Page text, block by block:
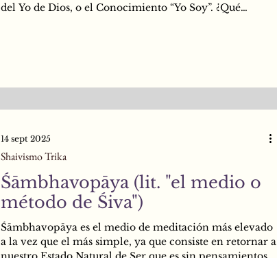
del Yo de Dios, o el Conocimiento “Yo Soy”. ¿Qué
Śāmbhavopāya (lit. "el medio o
método de Śiva")
Śāmbhavopāya es el medio de meditación más elevado
a la vez que el más simple, ya que consiste en retornar a
Shaivismo Trika
14 sept 2025